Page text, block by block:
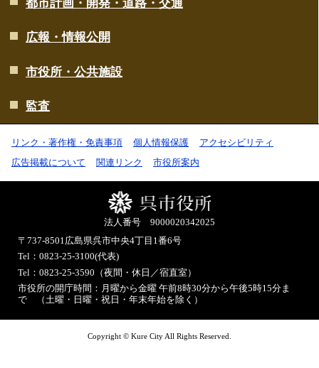
都市計画・開発・道路・交通
広報・情報公開
市役所・公共施設
監査
リンク・著作権・免責事項 個人情報保護
アクセシビリティ
広告掲載について
関連リンク 市役所案内
法人番号 9000020342025
〒737-8501広島県呉市中央4丁目1番6号
Tel：0823-25-3100(代表)
Tel：0823-25-3590（夜間・休日／宿直室）
市役所の開庁時間：月曜から金曜 午前8時30分から午後5時15分ま
で （土曜・日曜・祝日・年末年始を除く）
Copyright © Kure City All Rights Reserved.